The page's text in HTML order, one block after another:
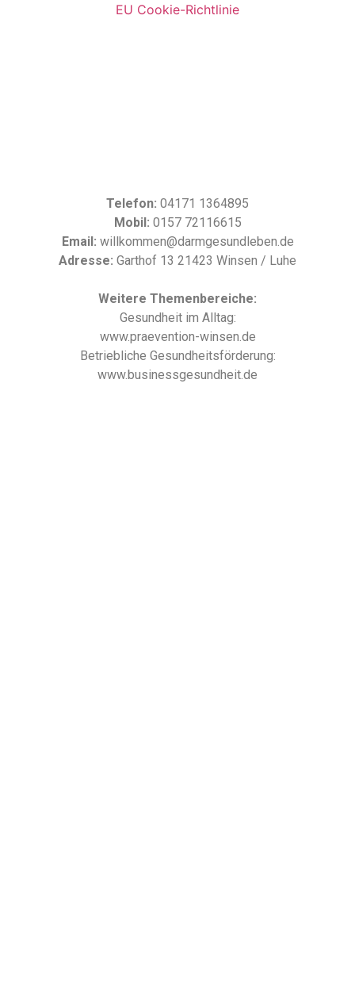
Telefon: 04171 1364895
Mobil: 0157 72116615
Email: willkommen@darmgesundleben.de
Adresse: Garthof 13 21423 Winsen / Luhe
Weitere Themenbereiche:
Gesundheit im Alltag:
www.praevention-winsen.de
Betriebliche Gesundheitsförderung:
www.businessgesundheit.de
EU Cookie-Richtlinie